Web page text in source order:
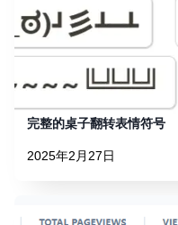
完整的桌子翻转表情符号
2025年2月27日